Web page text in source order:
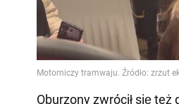
Oburzony zwrócił się też